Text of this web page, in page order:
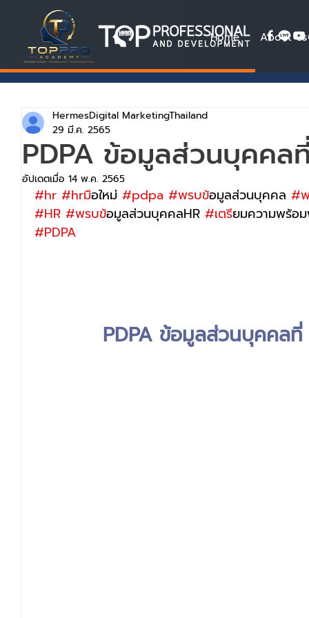
Home About Us
PDPA ข้อมูลส่วนบุคคล
HermesDigital MarketingThailand
29 มี.ค. 2565
อัปเดตเมื่อ 14 พ.ค. 2565
#hr #hrมือใหม่ #pdpa #พรบข้อมูลส่วนบุคคล #
#HR #พรบข้อมูลส่วนบุคคลHR #เตรยมความพร้อ
#PDPA
PDPA ข้อมูลส่วนบุคคล